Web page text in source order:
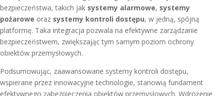
bezpieczeństwa, takich jak systemy alarmowe, systemy
pożarowe oraz systemy kontroli dostępu, w jedną, spójną
platformę. Taka integracja pozwala na efektywne zarządzanie
bezpieczeństwem, zwiększając tym samym poziom ochrony
obiektów przemysłowych.
Podsumowując, zaawansowane systemy kontroli dostępu,
wspierane przez innowacyjne technologie, stanowią fundament
efektywnego zabezpieczenia obiektów przemysłowych. Wdrożenie